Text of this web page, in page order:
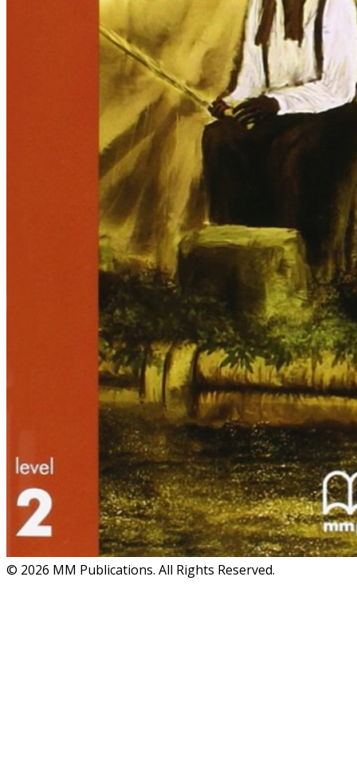
© 2026 MM Publications. All Rights Reserved.